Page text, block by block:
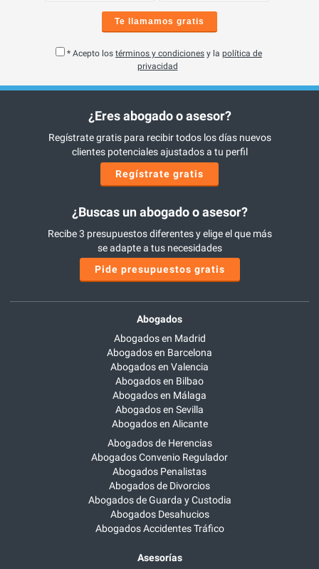
Te llamamos gratis
* Acepto los términos y condiciones y la política de
privacidad
¿Eres abogado o asesor?
Regístrate gratis para recibir todos los días nuevos
clientes potenciales ajustados a tu perfil
Regístrate gratis
¿Buscas un abogado o asesor?
Recibe 3 presupuestos diferentes y elige el que más
se adapte a tus necesidades
Pide presupuestos gratis
Abogados
Abogados en Madrid
Abogados en Barcelona
Abogados en Valencia
Abogados en Bilbao
Abogados en Málaga
Abogados en Sevilla
Abogados en Alicante
Abogados de Herencias
Abogados Convenio Regulador
Abogados Penalistas
Abogados de Divorcios
Abogados de Guarda y Custodia
Abogados Desahucios
Abogados Accidentes Tráfico
Asesorías